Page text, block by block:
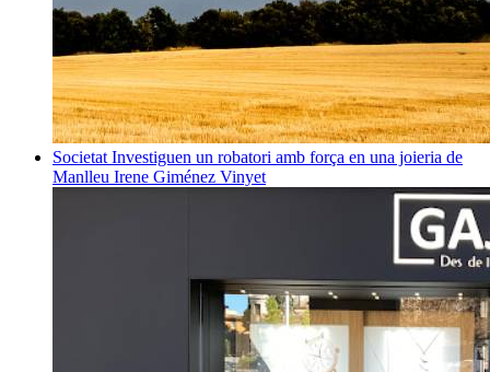
Societat Investiguen un robatori amb força en una joieria de
Manlleu Irene Giménez Vinyet